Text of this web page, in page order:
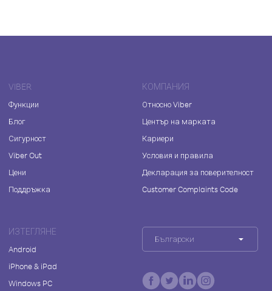
VIBER
Функции
Блог
Сигурност
Viber Out
Цени
Поддръжка
КОМПАНИЯ
Относно Viber
Център на марката
Кариери
Условия и правила
Декларация за поверителност
Customer Complaints Code
ИЗТЕГЛЯНЕ
Android
iPhone & iPad
Windows PC
Български